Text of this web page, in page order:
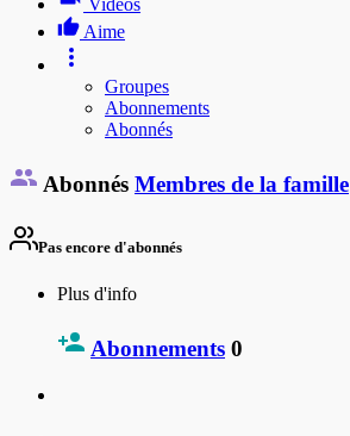
Vidéos
Aime
Groupes
Abonnements
Abonnés
Abonnés Membres de la famille
Pas encore d'abonnés
Plus d'info
Abonnements 0